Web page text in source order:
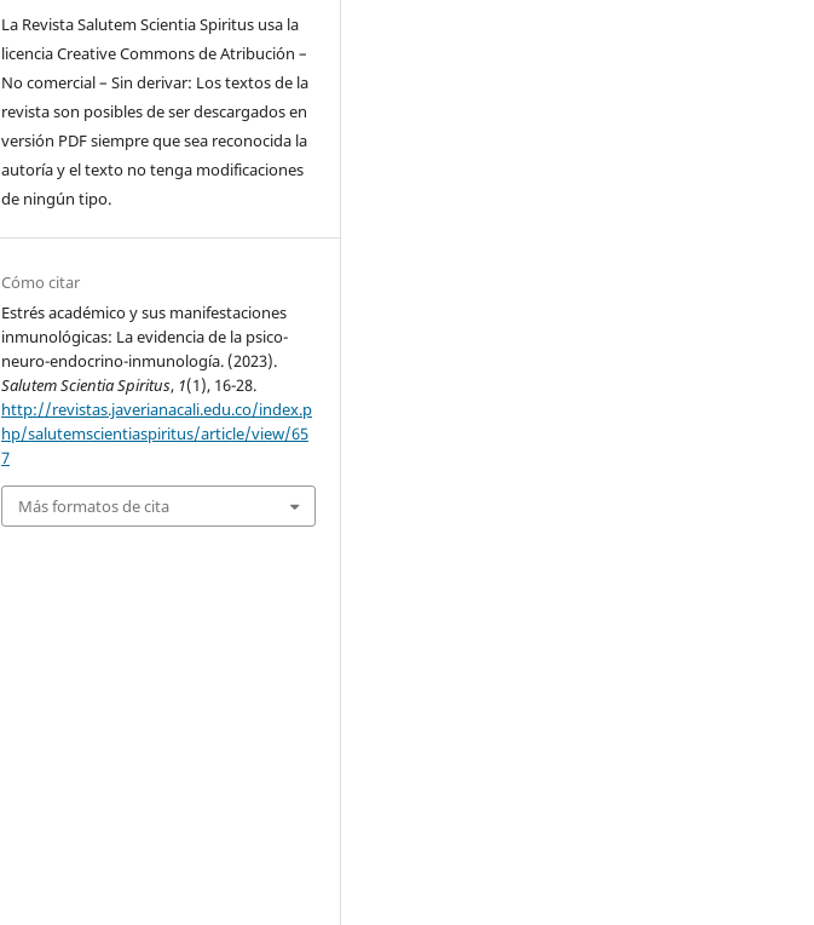
La Revista Salutem Scientia Spiritus usa la
licencia Creative Commons de Atribución –
No comercial – Sin derivar: Los textos de la
revista son posibles de ser descargados en
versión PDF siempre que sea reconocida la
autoría y el texto no tenga modificaciones
de ningún tipo.
Cómo citar
Estrés académico y sus manifestaciones
inmunológicas: La evidencia de la psico-
neuro-endocrino-inmunología. (2023).
Salutem Scientia Spiritus, 1(1), 16-28.
http://revistas.javerianacali.edu.co/index.p
hp/salutemscientiaspiritus/article/view/65
7
Más formatos de cita